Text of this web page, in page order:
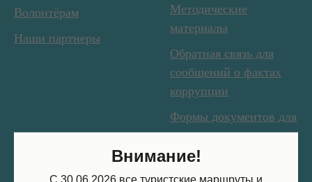
Волонтёрам
Наши партнеры
Методические
материалы
Обратная связь для
сообщений о фактах
коррупции
Формы документов для
заполнения
Ялтинский Казантипский
Внимание!
С 30.06.2026 все туристские маршруты и